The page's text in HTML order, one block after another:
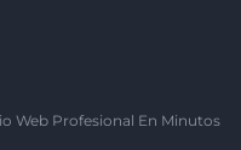
Web Profesional En Minutos